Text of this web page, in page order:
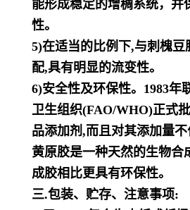
能形成稳定的增稠系统，并
性。
5)在适当的比例下,与刺槐豆
配,具有明显的流变性。
6)安全性及环保性。1983年
卫生组织(FAO/WHO)正式
品添加剂,而且对其添加量不
黄原胶是一种天然的生物合
成胶相比更具有环保性。
三.包装、贮存、注意事项: